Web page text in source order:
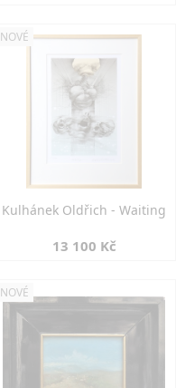
NOVÉ
Kulhánek Oldřich - Waiting
13 100 Kč
NOVÉ